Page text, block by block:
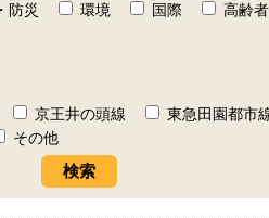
防災 環境 国際 高齢者
京王井の頭線 東急田園都市
その他